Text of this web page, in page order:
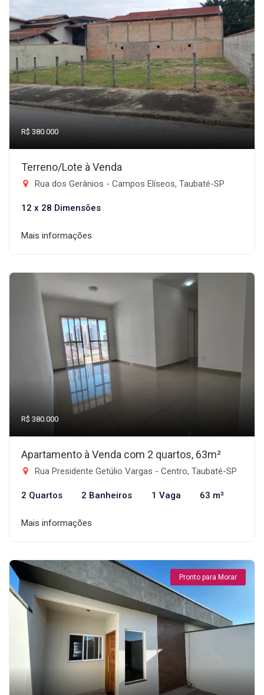
R$ 380.000
Terreno/Lote à Venda
Rua dos Gerânios - Campos Elíseos, Taubaté-SP
12 x 28 Dimensões
Mais informações
R$ 380.000
Apartamento à Venda com 2 quartos, 63m²
Rua Presidente Getúlio Vargas - Centro, Taubaté-SP
2 Quartos 2 Banheiros 1 Vaga 63 m²
Mais informações
Pronto para Morar